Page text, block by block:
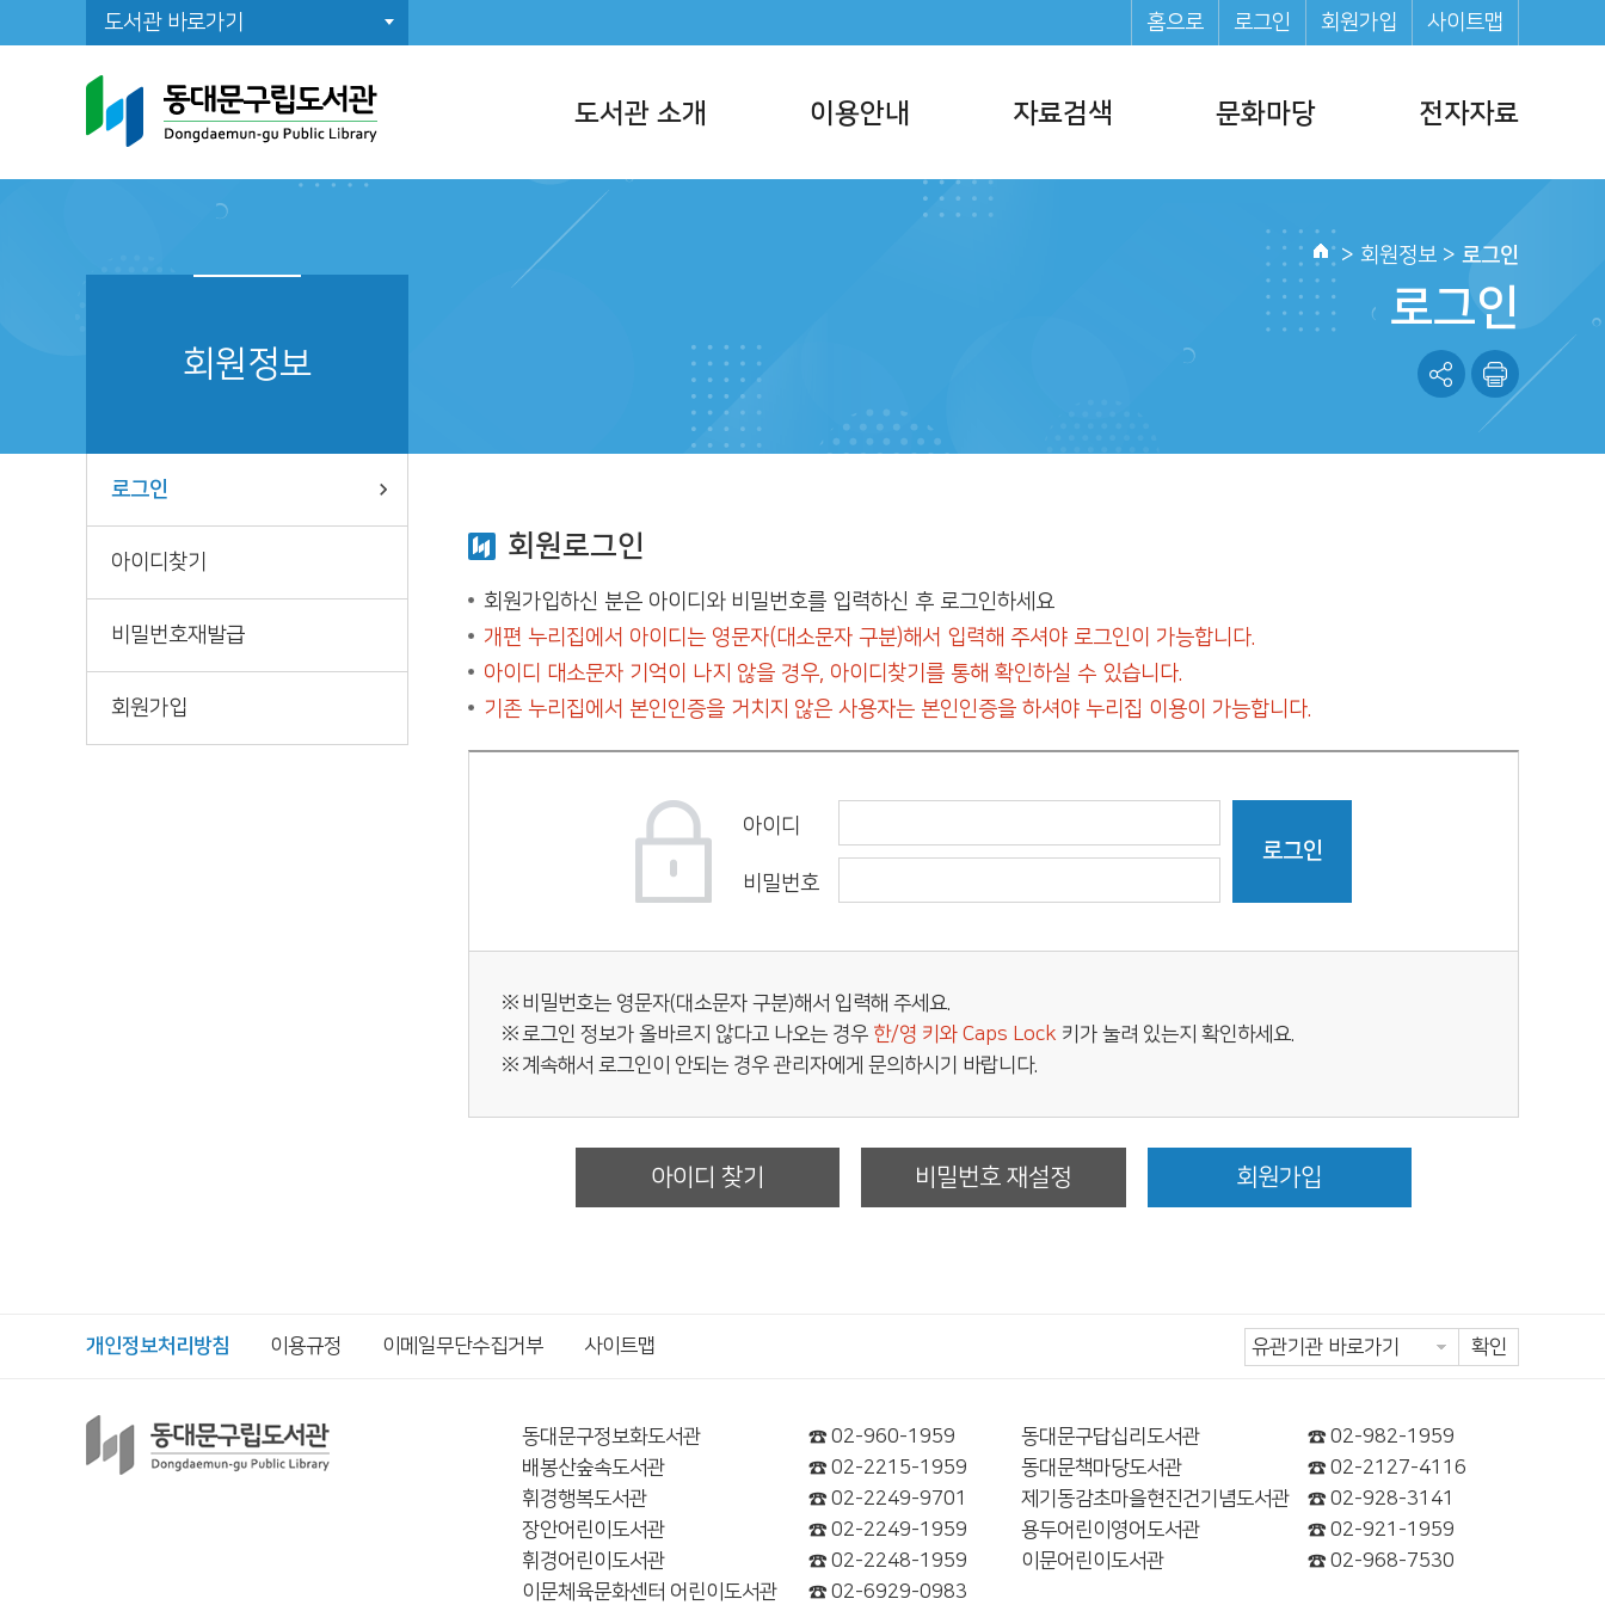
도서관 바로가기 홈으로 로그인 회원가입 사이트맵
도서관 소개
도서관 사명
일반현황
도서관현황
이용안내
모바일 회원증
메타버스 도서관
책나래
자료검색
통합자료검색
문화마당
도서관 소식지
전자자료
전자잡지(E-Journal)
오디오북
회원정보
로그인
아이디찾기
비밀번호재발급
회원가입
> 회원정보 > 로그인
로그인
회원로그인
회원가입하신 분은 아이디와 비밀번호를 입력하신 후 로그인하세요
개편 누리집에서 아이디는 영문자(대소문자 구분)해서 입력해 주셔야 로그인이 가능합니다.
아이디 대소문자 기억이 나지 않을 경우, 아이디찾기를 통해 확인하실 수 있습니다.
기존 누리집에서 본인인증을 거치지 않은 사용자는 본인인증을 하셔야 누리집 이용이 가능합니다.
아이디
비밀번호
비밀번호는 영문자(대소문자 구분)해서 입력해 주세요.
로그인 정보가 올바르지 않다고 나오는 경우 한/영 키와 Caps Lock 키가 눌려 있는지 확인하세요.
계속해서 로그인이 안되는 경우 관리자에게 문의하시기 바랍니다.
아이디 찾기 비밀번호 재설정 회원가입
개인정보처리방침 이용규정 이메일무단수집거부 사이트맵 확인
동대문구정보화도서관 ☎ 02-960-1959 동대문구답십리도서관
☎ 02-982-1959
배봉산숲속도서관
☎ 02-2215-1959 동대문책마당도서관
☎ 02-2127-4116
휘경행복도서관
☎ 02-2249-9701 제기동감초마을현진건기념도서관
☎ 02-928-3141
장안어린이도서관
☎ 02-2249-1959 용두어린이영어도서관
☎ 02-921-1959
휘경어린이도서관
☎ 02-2248-1959 이문어린이도서관
☎ 02-968-7530
이문체육문화센터 어린이도서관
☎ 02-6929-0983